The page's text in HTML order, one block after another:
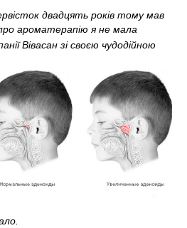
двадцять років тому мав
ароматерапію я не мала
Вівасан зі своєю чудодійною